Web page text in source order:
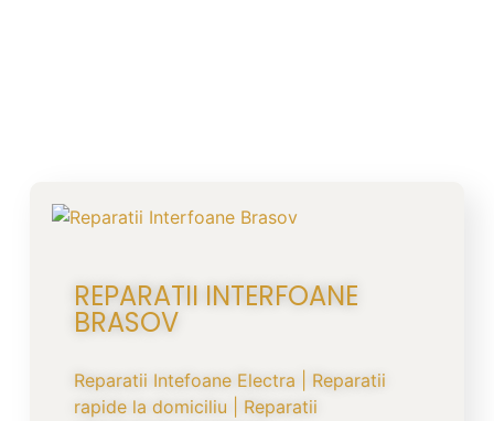
REPARATII INTERFOANE
BRASOV
Reparatii Intefoane Electra | Reparatii
rapide la domiciliu | Reparatii